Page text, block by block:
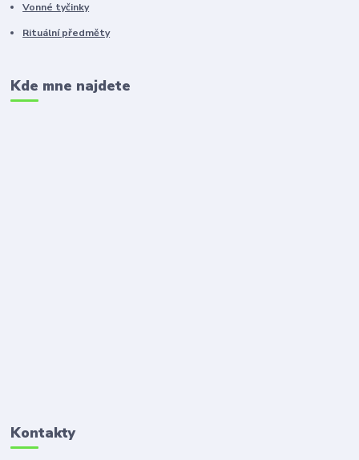
Vonné tyčinky
Rituální předměty
Kde mne najdete
Kontakty